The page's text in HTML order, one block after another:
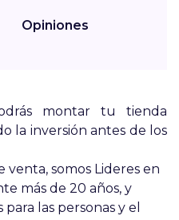
Opiniones
montar tu tienda
la inversión antes de los
somos Lideres en
más de 20 años, y
las personas y el